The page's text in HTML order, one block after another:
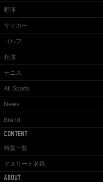
野球
サッカー
ゴルフ
相撲
テニス
All Sports
News
Brand
CONTENT
特集一覧
アスリート名鑑
ABOUT